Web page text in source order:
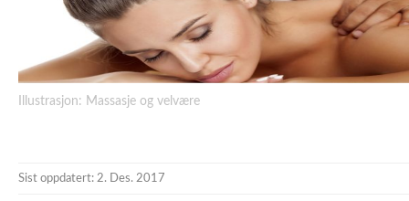
Illustrasjon: Massasje og velvære
Sist oppdatert: 2. Des. 2017